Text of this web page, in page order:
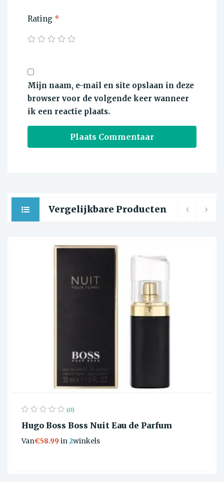
Rating *
Mijn naam, e-mail en site opslaan in deze
browser voor de volgende keer wanneer
ik een reactie plaats.
Vergelijkbare Producten
(0)
Hugo Boss Boss Nuit Eau de Parfum
Van€58.99in2winkels